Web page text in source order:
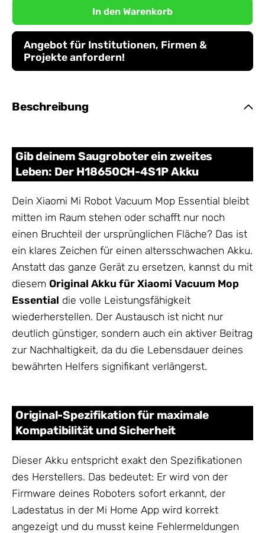
In den Warenkorb
Angebot für Institutionen, Firmen &
Projekte anfordern!
Beschreibung
Gib deinem Saugroboter ein zweites
Leben: Der H18650CH-4S1P Akku
Dein Xiaomi Mi Robot Vacuum Mop Essential bleibt
mitten im Raum stehen oder schafft nur noch
einen Bruchteil der ursprünglichen Fläche? Das ist
ein klares Zeichen für einen altersschwachen Akku.
Anstatt das ganze Gerät zu ersetzen, kannst du mit
diesem Original Akku für Xiaomi Vacuum Mop
Essential die volle Leistungsfähigkeit
wiederherstellen. Der Austausch ist nicht nur
deutlich günstiger, sondern auch ein aktiver Beitrag
zur Nachhaltigkeit, da du die Lebensdauer deines
bewährten Helfers signifikant verlängerst.
Original-Spezifikation für maximale
Kompatibilität und Sicherheit
Dieser Akku entspricht exakt den Spezifikationen
des Herstellers. Das bedeutet: Er wird von der
Firmware deines Roboters sofort erkannt, der
Ladestatus in der Mi Home App wird korrekt
angezeigt und du musst keine Fehlermeldungen